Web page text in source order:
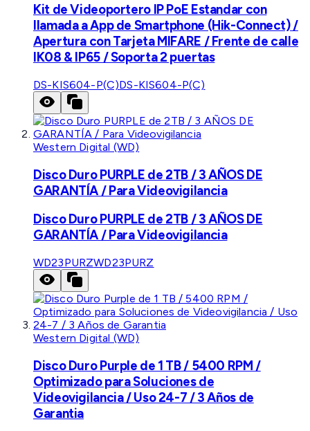
Kit de Videoportero IP PoE Estandar con
llamada a App de Smartphone (Hik-Connect) /
Apertura con Tarjeta MIFARE / Frente de calle
IK08 & IP65 / Soporta 2 puertas
DS-KIS604-P(C)DS-KIS604-P(C)
Western Digital (WD)
Disco Duro PURPLE de 2TB / 3 AÑOS DE
GARANTÍA / Para Videovigilancia
Disco Duro PURPLE de 2TB / 3 AÑOS DE
GARANTÍA / Para Videovigilancia
WD23PURZWD23PURZ
Western Digital (WD)
Disco Duro Purple de 1 TB / 5400 RPM /
Optimizado para Soluciones de
Videovigilancia / Uso 24-7 / 3 Años de
Garantia